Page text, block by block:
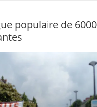
populaire de 6000